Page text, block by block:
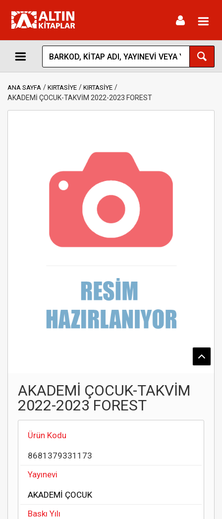
ANA SAYFA KIRTASİYE KIRTASİYE
AKADEMİ ÇOCUK-TAKVİM 2022-2023 FOREST
AKADEMİ ÇOCUK-TAKVİM
2022-2023 FOREST
Ürün Kodu
8681379331173
Yayınevi
AKADEMİ ÇOCUK
Baskı Yılı